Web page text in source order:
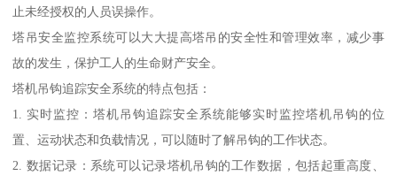
止未经授权的人员误操作。
塔吊安全监控系统可以大大提高塔吊的安全性和管理效率，减少事
故的发生，保护工人的生命财产安全。
塔机吊钩追踪安全系统的特点包括：
1. 实时监控：塔机吊钩追踪安全系统能够实时监控塔机吊钩的位
置、运动状态和负载情况，可以随时了解吊钩的工作状态。
2. 数据记录：系统可以记录塔机吊钩的工作数据，包括起重高度、